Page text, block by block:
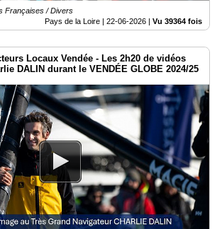
Françaises / Divers
Pays de la Loire | 22-06-2026 Vu 39364 fois
Locaux Vendée - Les 2h20 de vidéos
DALIN durant le VENDÉE GLOBE 2024/25